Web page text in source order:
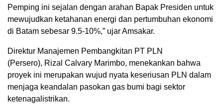
Pemping ini sejalan dengan arahan Bapak Presiden untuk
mewujudkan ketahanan energi dan pertumbuhan ekonomi
di Batam sebesar 9.5-10%,” ujar Amsakar.
Direktur Manajemen Pembangkitan PT PLN
(Persero), Rizal Calvary Marimbo, menekankan bahwa
proyek ini merupakan wujud nyata keseriusan PLN dalam
menjaga keandalan pasokan gas bumi bagi sektor
ketenagalistrikan.